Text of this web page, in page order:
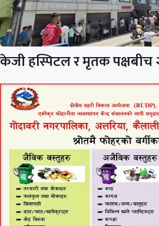
केजी हस्पिटल र मृतक